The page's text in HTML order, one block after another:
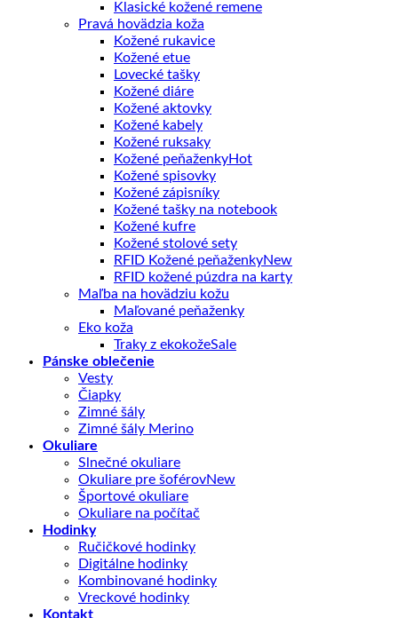
Klasické kožené remene
Pravá hovädzia koža
Kožené rukavice
Kožené etue
Lovecké tašky
Kožené diáre
Kožené aktovky
Kožené kabely
Kožené ruksaky
Kožené peňaženky
Kožené spisovky
Kožené zápisníky
Kožené tašky na notebook
Kožené kufre
Kožené stolové sety
RFID Kožené peňaženky
RFID kožené púzdra na karty
Maľba na hovädziu kožu
Maľované peňaženky
Eko koža
Traky z ekokože
Pánske oblečenie
Vesty
Čiapky
Zimné šály
Zimné šály Merino
Okuliare
Slnečné okuliare
Okuliare pre šoférov
Športové okuliare
Okuliare na počítač
Hodinky
Ručičkové hodinky
Digitálne hodinky
Kombinované hodinky
Vreckové hodinky
Kontakt